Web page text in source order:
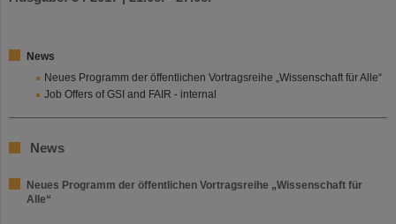
News
Neues Programm der öffentlichen Vortragsreihe „Wissenschaft für Alle“
Job Offers of GSI and FAIR - internal
News
Neues Programm der öffentlichen Vortragsreihe „Wissenschaft für
Alle“